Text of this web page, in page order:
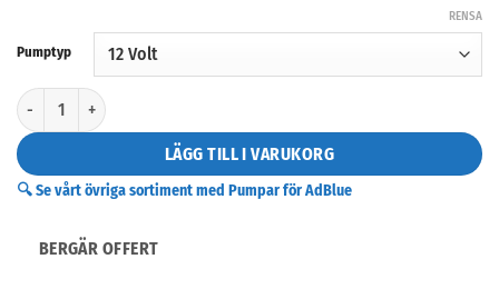
Pumptyp
RENSA
AdBluepump 12 Volt / 24 Volt mängd
LÄGG TILL I VARUKORG
🔍 Se vårt övriga sortiment med Pumpar för AdBlue
BERGÄR OFFERT